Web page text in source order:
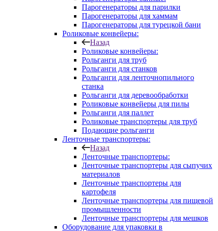
Парогенераторы для парилки
Парогенераторы для хаммам
Парогенераторы для турецкой бани
Роликовые конвейеры:
Назад
Роликовые конвейеры:
Рольганги для труб
Рольганги для станков
Рольганги для ленточнопильного
станка
Рольганги для деревообработки
Роликовые конвейеры для пилы
Рольганги для паллет
Роликовые транспортеры для труб
Подающие рольганги
Ленточные транспортеры:
Назад
Ленточные транспортеры:
Ленточные транспортеры для сыпучих
материалов
Ленточные транспортеры для
картофеля
Ленточные транспортеры для пищевой
промышленности
Ленточные транспортеры для мешков
Оборудование для упаковки в